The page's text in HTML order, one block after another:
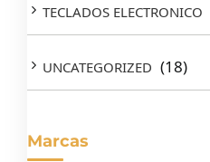
TECLADOS ELECTRONICO
UNCATEGORIZED (18)
Marcas